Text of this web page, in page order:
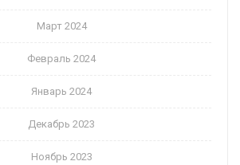
Март 2024
Февраль 2024
Январь 2024
Декабрь 2023
Ноябрь 2023